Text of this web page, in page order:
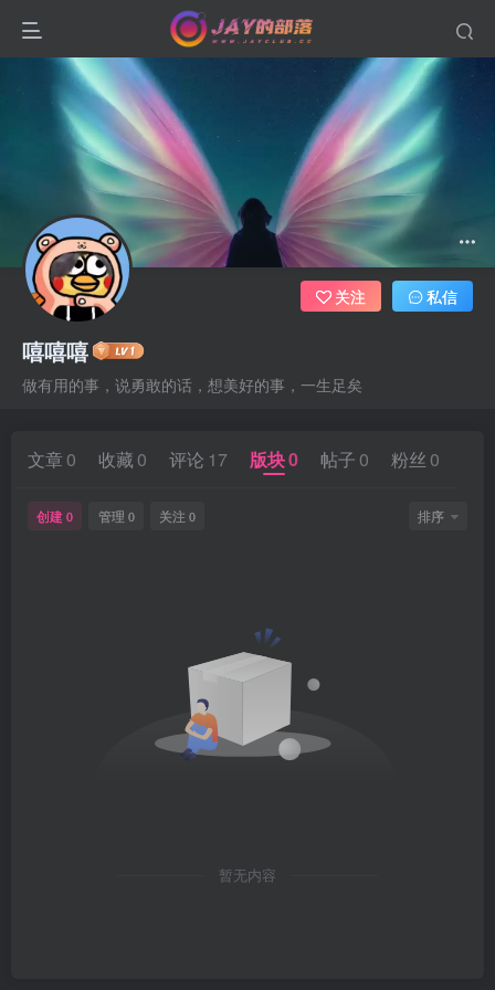
嘻嘻嘻
做有用的事，说勇敢的话，想美好的事，一生足矣
关注 私信
文章 0 收藏 0 评论 17 版块0 帖子 0 粉丝 0
创建 0 管理 0 关注 0 排序
暂无内容